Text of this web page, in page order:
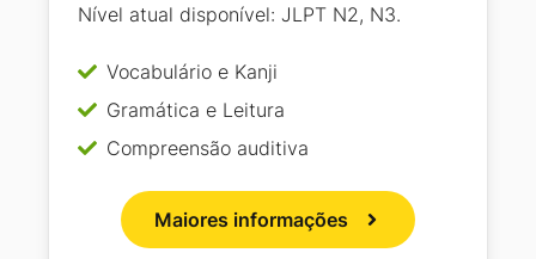
Nível atual disponível: JLPT N2, N3.
Vocabulário e Kanji
Gramática e Leitura
Compreensão auditiva
Maiores informações